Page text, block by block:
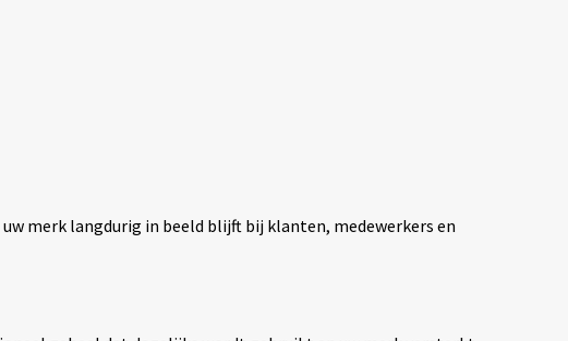
merk langdurig in beeld blijft bij klanten, medewerkers en